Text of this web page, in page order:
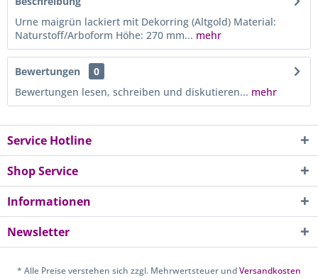
Urne maigrün lackiert mit Dekorring (Altgold) Material:
Naturstoff/Arboform Höhe: 270 mm... mehr
Bewertungen
0
Bewertungen lesen, schreiben und diskutieren... mehr
Service Hotline
Shop Service
Informationen
Newsletter
* Alle Preise verstehen sich zzgl. Mehrwertsteuer undVersandkosten